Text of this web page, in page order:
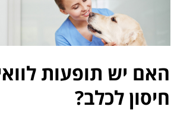
האם יש תופעות
חיסון לכלב?